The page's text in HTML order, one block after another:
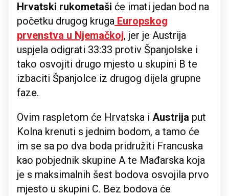
Hrvatski rukometaši će imati jedan bod na
početku drugog kruga Europskog
prvenstva u Njemačkoj, jer je Austrija
uspjela odigrati 33:33 protiv Španjolske i
tako osvojiti drugo mjesto u skupini B te
izbaciti Španjolce iz drugog dijela grupne
faze.
Ovim raspletom će Hrvatska i Austrija put
Kolna krenuti s jednim bodom, a tamo će
im se sa po dva boda pridružiti Francuska
kao pobjednik skupine A te Mađarska koja
je s maksimalnih šest bodova osvojila prvo
mjesto u skupini C. Bez bodova će